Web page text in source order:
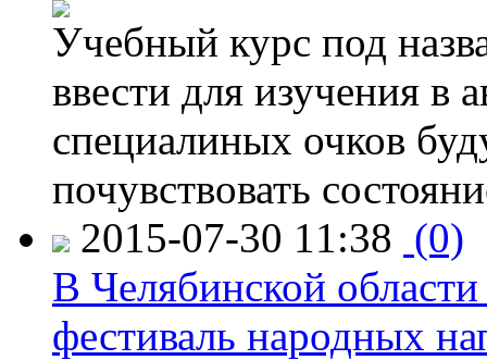
Учебный курс под
ввести для изучения
специалиных очков
почувствовать
2015-07-30 11:38 (0)
В Челябинской
фестиваль народных